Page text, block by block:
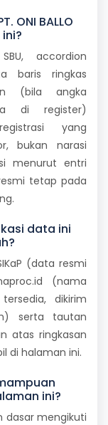
ONI BALLO
ini?
accordion
baris ringkas
(bila angka
di register)
yang
bukan narasi
menurut entri
tetap pada
data ini
(data resmi
(nama
dikirim
serta tautan
atas ringkasan
di halaman ini.
ini?
dasar mengikuti